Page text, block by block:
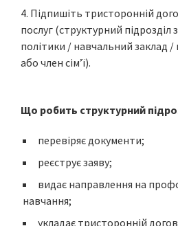
Підпишіть тристоронній
послуг (структурний підрозділ
політики / навчальний заклад
або член сім’ї).
Що робить структурний
перевіряє документи;
реєструє заяву;
видає направлення на
навчання;
укладає тристоронній